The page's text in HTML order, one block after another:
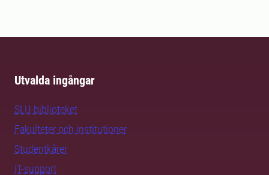
Utvalda ingångar
SLU-biblioteket
Fakulteter och institutioner
Studentkårer
IT-support